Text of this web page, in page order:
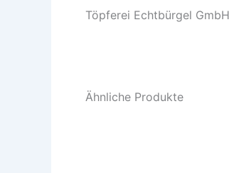
Töpferei Echtbürgel
Ähnliche Produkte